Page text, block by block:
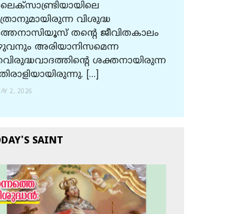
വിശുദ്ധ
തന്റെ ജീവിതകാലം
അരിയാനിസമെന്ന
ശക്തനായിരുന്ന
[…]
2, 2026
SAINT